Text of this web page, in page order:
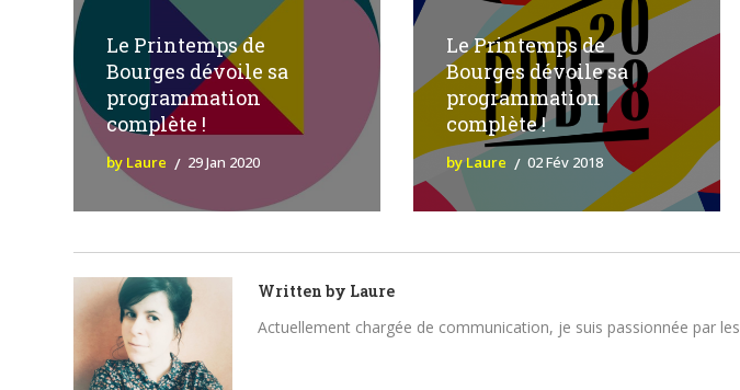
Le Printemps de
Bourges dévoile sa
programmation
complète !
by Laure 29 Jan 2020
Le Printemps de
Bourges dévoile sa
programmation
complète !
by Laure 02 Fév 2018
Written by Laure
Actuellement chargée de communication, je suis passionnée par